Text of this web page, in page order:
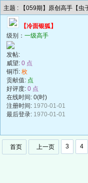
主题 : 【059期】原创高手【虫
【冷面银狐】
级别： 一级高手
发帖:
威望: 0 点
铜币: 枚
贡献值: 点
好评度: 0 点
在线时间: 0(时)
注册时间: 1970-01-01
最后登录: 1970-01-01
首页 上一页 3 4